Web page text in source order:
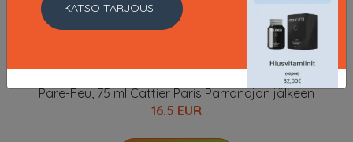
Pare-Feu, 75 ml Cattier Paris Parranajon jälkeen
16.5 EUR
KATSO TARJOUS